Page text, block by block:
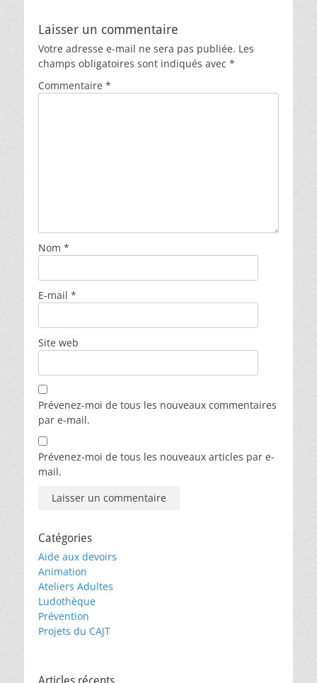
Laisser un commentaire
Votre adresse e-mail ne sera pas publiée. Les
champs obligatoires sont indiqués avec *
Commentaire *
Nom *
E-mail *
Site web
Prévenez-moi de tous les nouveaux commentaires
par e-mail.
Prévenez-moi de tous les nouveaux articles par e-
mail.
Catégories
Aide aux devoirs
Animation
Ateliers Adultes
Ludothèque
Prévention
Projets du CAJT